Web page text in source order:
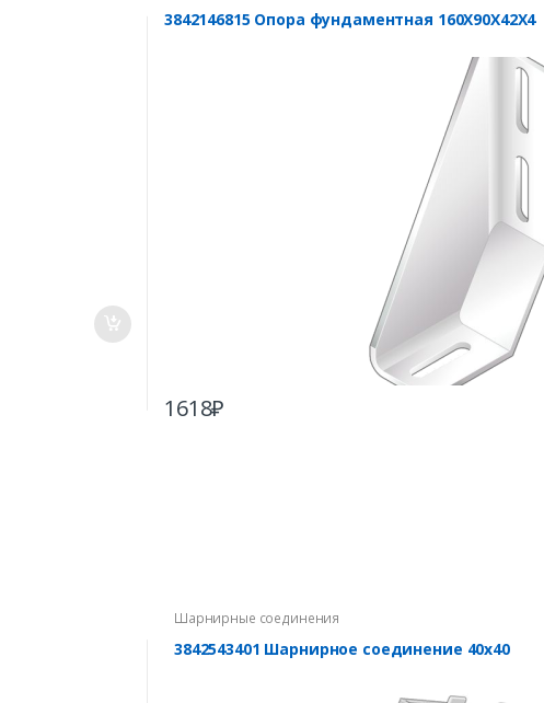
3842146815 Опора фундаментная 160X90X42X4
1618₽
Шарнирные соединения
3842543401 Шарнирное соединение 40х40